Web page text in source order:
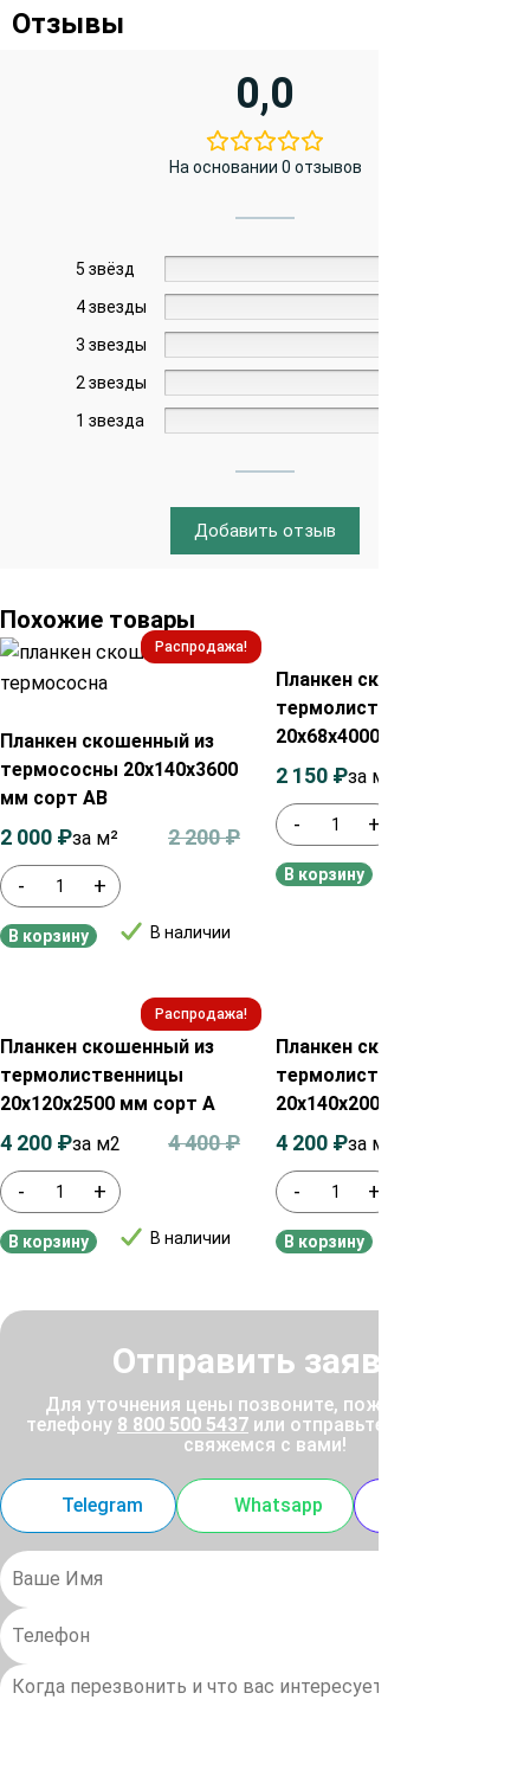
Отзывы
0,0
На основании 0 отзывов
5 звёзд
4 звезды
3 звезды
2 звезды
1 звезда
Добавить отзыв
Похожие товары
Распродажа!
Планкен скошенный из
термососны 20х140х3600
мм сорт АВ
- +
В наличии
2 200₽
2 000 ₽за м²
В корзину
Планкен скошенный из
термолиственницы
20х68х4000 мм сорт А
- +
2 150 ₽за м²
В корзину
Распродажа!
Планкен скошенный из
термолиственницы
20х120х2500 мм сорт А
- +
В наличии
4 400₽
4 200 ₽за м2
В корзину
Планкен скошенный из
термолиственницы
20х140х2000 мм сорт А
- +
4 200 ₽за м²
В корзину
Отправить заявку
Для уточнения цены позвоните, пожалуйста, по
телефону 8 800 500 5437 или отправьте заявку, и мы
свяжемся с вами!
Telegram Whatsapp